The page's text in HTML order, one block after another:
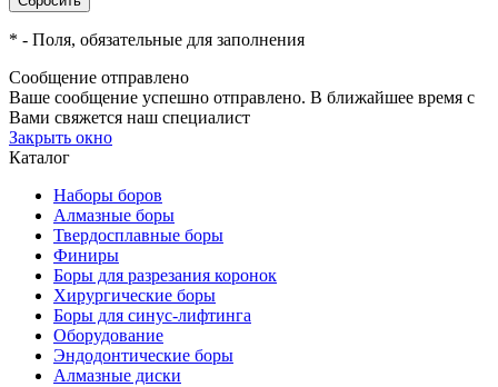
* - Поля, обязательные для заполнения
Сообщение отправлено
Ваше сообщение успешно отправлено. В ближайшее время с
Вами свяжется наш специалист
Закрыть окно
Каталог
Наборы боров
Алмазные боры
Твердосплавные боры
Финиры
Боры для разрезания коронок
Хирургические боры
Боры для синус-лифтинга
Оборудование
Эндодонтические боры
Алмазные диски